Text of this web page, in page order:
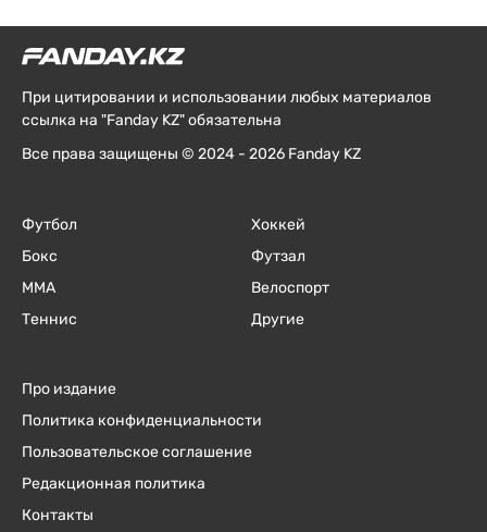
При цитировании и использовании любых материалов
ссылка на "Fanday KZ" обязательна
Все права защищены © 2024 - 2026 Fanday KZ
Футбол
Бокс
ММА
Теннис
Хоккей
Футзал
Велоспорт
Другие
Про издание
Политика конфиденциальности
Пользовательское соглашение
Редакционная политика
Контакты